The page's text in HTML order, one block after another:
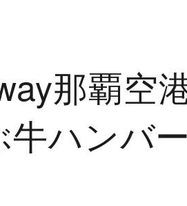
那覇空
牛ハンバ